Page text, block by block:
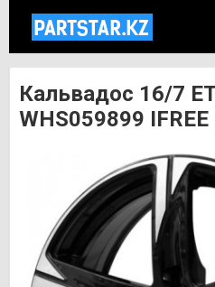
Кальвадос 16/7
WHS059899 IFREE